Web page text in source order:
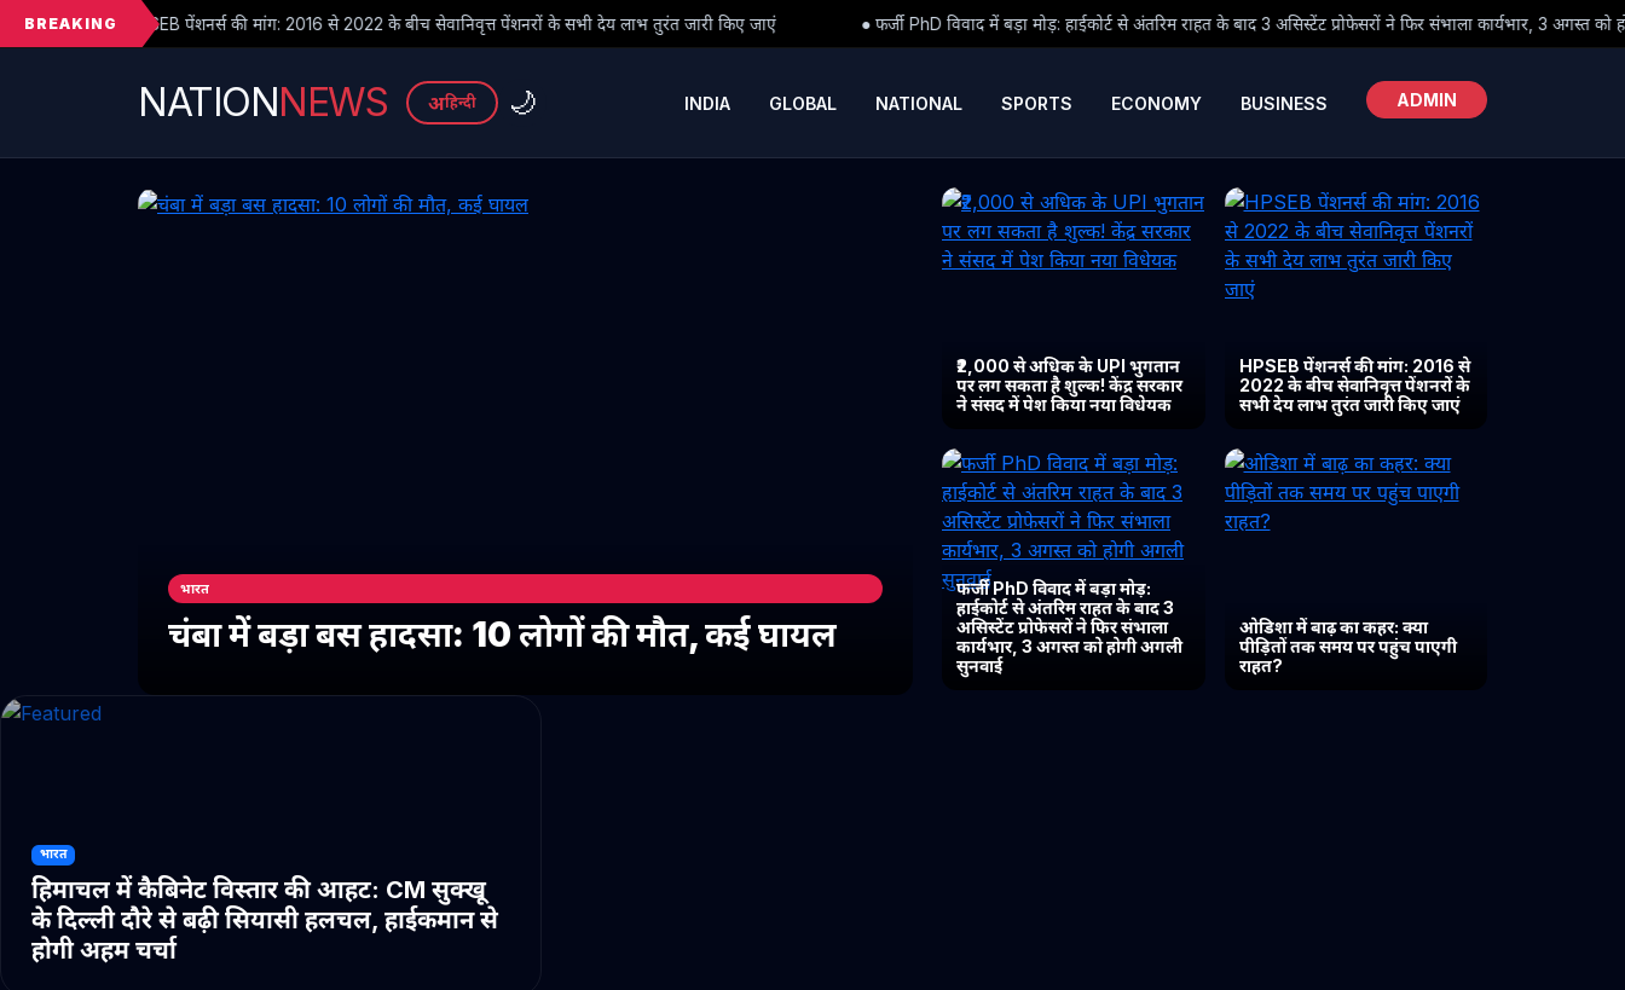
BREAKING
की मांग: 2016 से 2022 के बीच सेवानिवृत्त पेंशनरों के सभी देय लाभ तुरंत जारी किए जाएं ● फर्जी PhD विवाद में बड़ा मोड़: हाईकोर्ट से अंतरिम राहत के बाद 3 असिस्टेंट प्रोफेसरों ने फिर संभाला कार्यभार, 3 अगस्त को होगी अगली सुनवाई
NATIONNEWS अहिन्दी 🌙 INDIA GLOBAL NATIONAL SPORTS ECONOMY BUSINESS ADMIN
भारत
चंबा में बड़ा बस हादसा: 10 लोगों की मौत, कई घायल
₹2,000 से अधिक के UPI भुगतान
पर लग सकता है शुल्क! केंद्र सरकार
ने संसद में पेश किया नया विधेयक
HPSEB पेंशनर्स की मांग: 2016 से
2022 के बीच सेवानिवृत्त पेंशनरों के
सभी देय लाभ तुरंत जारी किए जाएं
फर्जी PhD विवाद में बड़ा मोड़:
हाईकोर्ट से अंतरिम राहत के बाद 3
असिस्टेंट प्रोफेसरों ने फिर संभाला
कार्यभार, 3 अगस्त को होगी अगली
सुनवाई
ओडिशा में बाढ़ का कहर: क्या
पीड़ितों तक समय पर पहुंच पाएगी
राहत?
भारत
हिमाचल में कैबिनेट विस्तार की आहट: CM सुक्खू
के दिल्ली दौरे से बढ़ी सियासी हलचल, हाईकमान से
होगी अहम चर्चा